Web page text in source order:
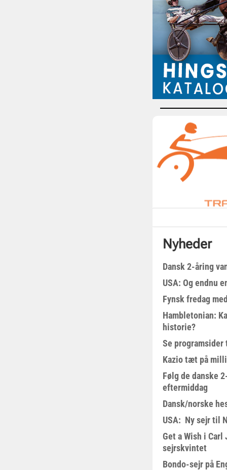
Nyheder
Dansk 2-åring
USA: Og endnu
Fynsk fredag
Hambletonian:
historie?
Se
Kazio tæt på
Følg de danske
eftermiddag
Dansk/norske
USA: Ny sejr til
Get a Wish i Carl
sejrskvintet
Bondo-sejr på